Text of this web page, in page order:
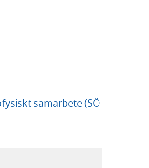
samarbete (SÖ